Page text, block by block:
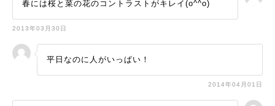
春には桜と菜の花のコントラストがキレイ(o^^o)
2013年03月30日
平日なのに人がいっぱい！
2014年04月01日